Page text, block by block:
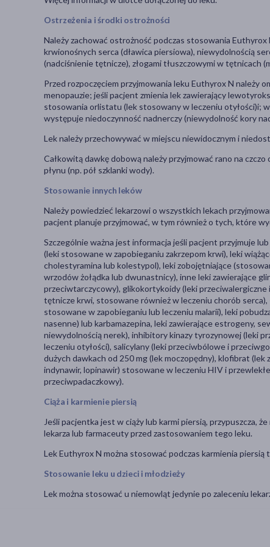
Ostrzeżenia i środki ostrożności
Należy zachować ostrożność podczas stosowania
krwionośnych serca (dławica piersiowa), niewydolnością
(nadciśnienie tętnicze), złogami tłuszczowymi w tętnicach
Przed rozpoczęciem przyjmowania leku Euthyrox N należy
menopauzie; jeśli pacjent zmienia lek zawierający
stosowania orlistatu (lek stosowany w leczeniu otyłości)i;
występuje niedoczynność nadnerczy (niewydolność kory
Lek należy przechowywać w miejscu niewidocznym i
Całkowitą dawkę dobową należy przyjmować rano na
płynu (np. pół szklanki wody).
Stosowanie innych leków
Należy powiedzieć lekarzowi o wszystkich lekach
pacjent planuje przyjmować, w tym również o tych, które
Szczególnie ważna jest informacja jeśli pacjent przyjmuje
(leki stosowane w zapobieganiu zakrzepom krwi), leki
cholestyramina lub kolestypol), leki zobojętniające
wrzodów żołądka lub dwunastnicy), inne leki zawierające
przeciwtarczycowy), glikokortykoidy (leki
tętnicze krwi, stosowane również w leczeniu chorób
stosowane w zapobieganiu lub leczeniu malarii), leki
nasenne) lub karbamazepina, leki zawierające estrogeny,
niewydolnością nerek), inhibitory kinazy tyrozynowej (leki
leczeniu otyłości), salicylany (leki przeciwbólowe i
dużych dawkach od 250 mg (lek moczopędny), klofibrat
indynawir, lopinawir) stosowane w leczeniu HIV i
przeciwpadaczkowy).
Ciąża i karmienie piersią
Jeśli pacjentka jest w ciąży lub karmi piersią, przypuszcza,
lekarza lub farmaceuty przed zastosowaniem tego leku.
Lek Euthyrox N można stosować podczas karmienia piersią
Stosowanie leku u dzieci i młodzieży
Lek można stosować u niemowląt jedynie po zaleceniu